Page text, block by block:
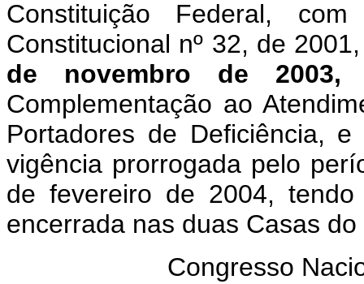
Constituição Federal,
Constitucional nº 32, de
de novembro de
Complementação ao
Portadores de Deficiência,
vigência prorrogada pelo
de fevereiro de 2004,
encerrada nas duas Casas
Congresso